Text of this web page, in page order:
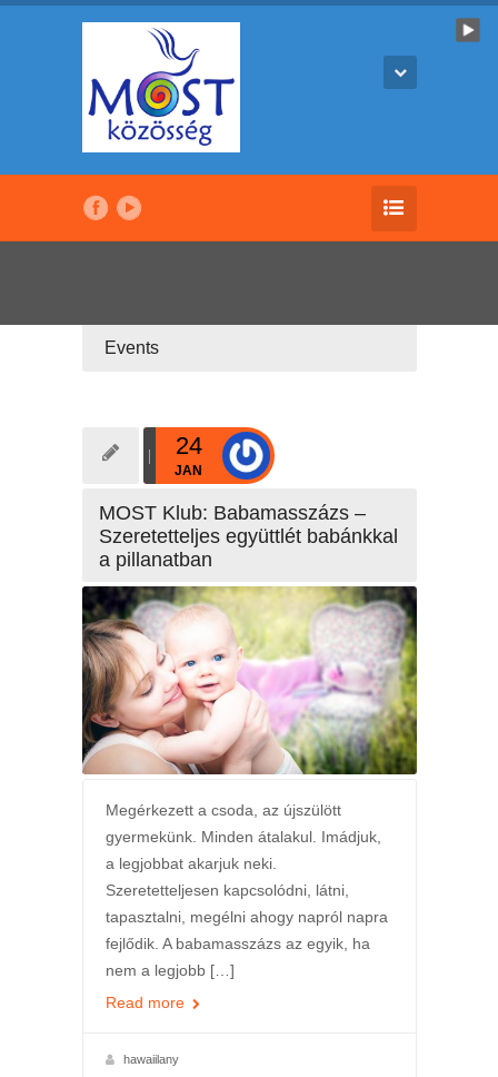
Events
24
JAN
MOST Klub: Babamasszázs –
Szeretetteljes együttlét babánkkal
a pillanatban
Megérkezett a csoda, az újszülött
gyermekünk. Minden átalakul. Imádjuk,
a legjobbat akarjuk neki.
Szeretetteljesen kapcsolódni, látni,
tapasztalni, megélni ahogy napról napra
fejlődik. A babamasszázs az egyik, ha
nem a legjobb […]
Read more
hawaiilany